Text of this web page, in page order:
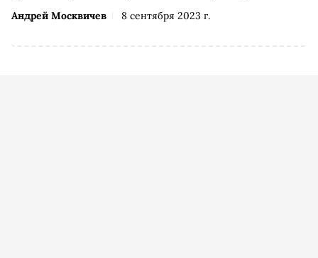
Андрей Москвичев 8 сентября 2023 г.